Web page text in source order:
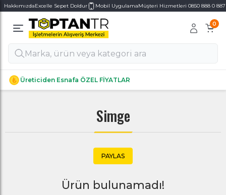
HakkımızdaExcelle Sepet Doldur Mobil UygulamaMüşteri Hizmetleri 0850 888 0 887
0
Üreticiden Esnafa ÖZEL FİYATLAR
Alt Kategoriler
Alt Kategoriler
Simge
PAYLAS
Ürün bulunamadı!